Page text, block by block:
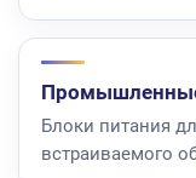
Блоки питания
встраиваемого